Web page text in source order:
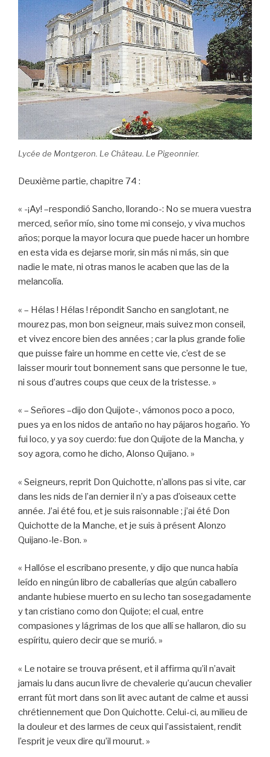
Lycée de Montgeron. Le Château. Le Pigeonnier.
Deuxième partie, chapitre 74 :
« -¡Ay! –respondió Sancho, llorando-: No se muera vuestra
merced, señor mío, sino tome mi consejo, y viva muchos
años; porque la mayor locura que puede hacer un hombre
en esta vida es dejarse morir, sin más ni más, sin que
nadie le mate, ni otras manos le acaben que las de la
melancolía.
« – Hélas ! Hélas ! répondit Sancho en sanglotant, ne
mourez pas, mon bon seigneur, mais suivez mon conseil,
et vivez encore bien des années ; car la plus grande folie
que puisse faire un homme en cette vie, c’est de se
laisser mourir tout bonnement sans que personne le tue,
ni sous d’autres coups que ceux de la tristesse. »
« – Señores –dijo don Quijote-, vámonos poco a poco,
pues ya en los nidos de antaño no hay pájaros hogaño. Yo
fui loco, y ya soy cuerdo: fue don Quijote de la Mancha, y
soy agora, como he dicho, Alonso Quijano. »
« Seigneurs, reprit Don Quichotte, n’allons pas si vite, car
dans les nids de l’an dernier il n’y a pas d’oiseaux cette
année. J’ai été fou, et je suis raisonnable ; j’ai été Don
Quichotte de la Manche, et je suis à présent Alonzo
Quijano-le-Bon. »
« Hallóse el escribano presente, y dijo que nunca había
leído en ningún libro de caballerías que algún caballero
andante hubiese muerto en su lecho tan sosegadamente
y tan cristiano como don Quijote; el cual, entre
compasiones y lágrimas de los que allí se hallaron, dio su
espíritu, quiero decir que se murió. »
« Le notaire se trouva présent, et il affirma qu’il n’avait
jamais lu dans aucun livre de chevalerie qu’aucun chevalier
errant fût mort dans son lit avec autant de calme et aussi
chrétiennement que Don Quichotte. Celui-ci, au milieu de
la douleur et des larmes de ceux qui l’assistaient, rendit
l’esprit je veux dire qu’il mourut. »